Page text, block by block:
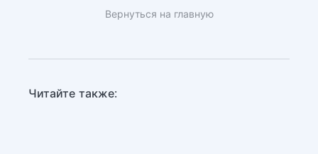
Вернуться на главную
Читайте также: